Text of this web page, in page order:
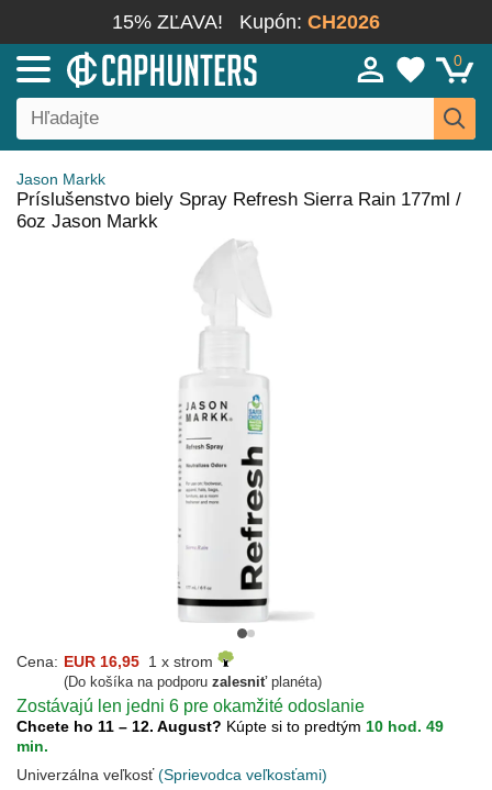
15% ZĽAVA! Kupón: CH2026
0
Jason Markk
Príslušenstvo biely Spray Refresh Sierra Rain 177ml /
6oz Jason Markk
Cena: EUR 16,95 1 x strom
(Do košíka na podporu zalesniťplanéta)
Zostávajú len jedni 6 pre okamžité odoslanie
Chcete ho 11 – 12. August? Kúpte si to predtým 10 hod. 49
min.
Univerzálna veľkosť(Sprievodca veľkosťami)